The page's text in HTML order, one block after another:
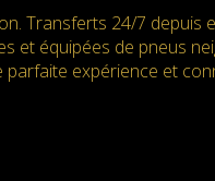
Transferts 24/7
et équipées de pneus
expérience et